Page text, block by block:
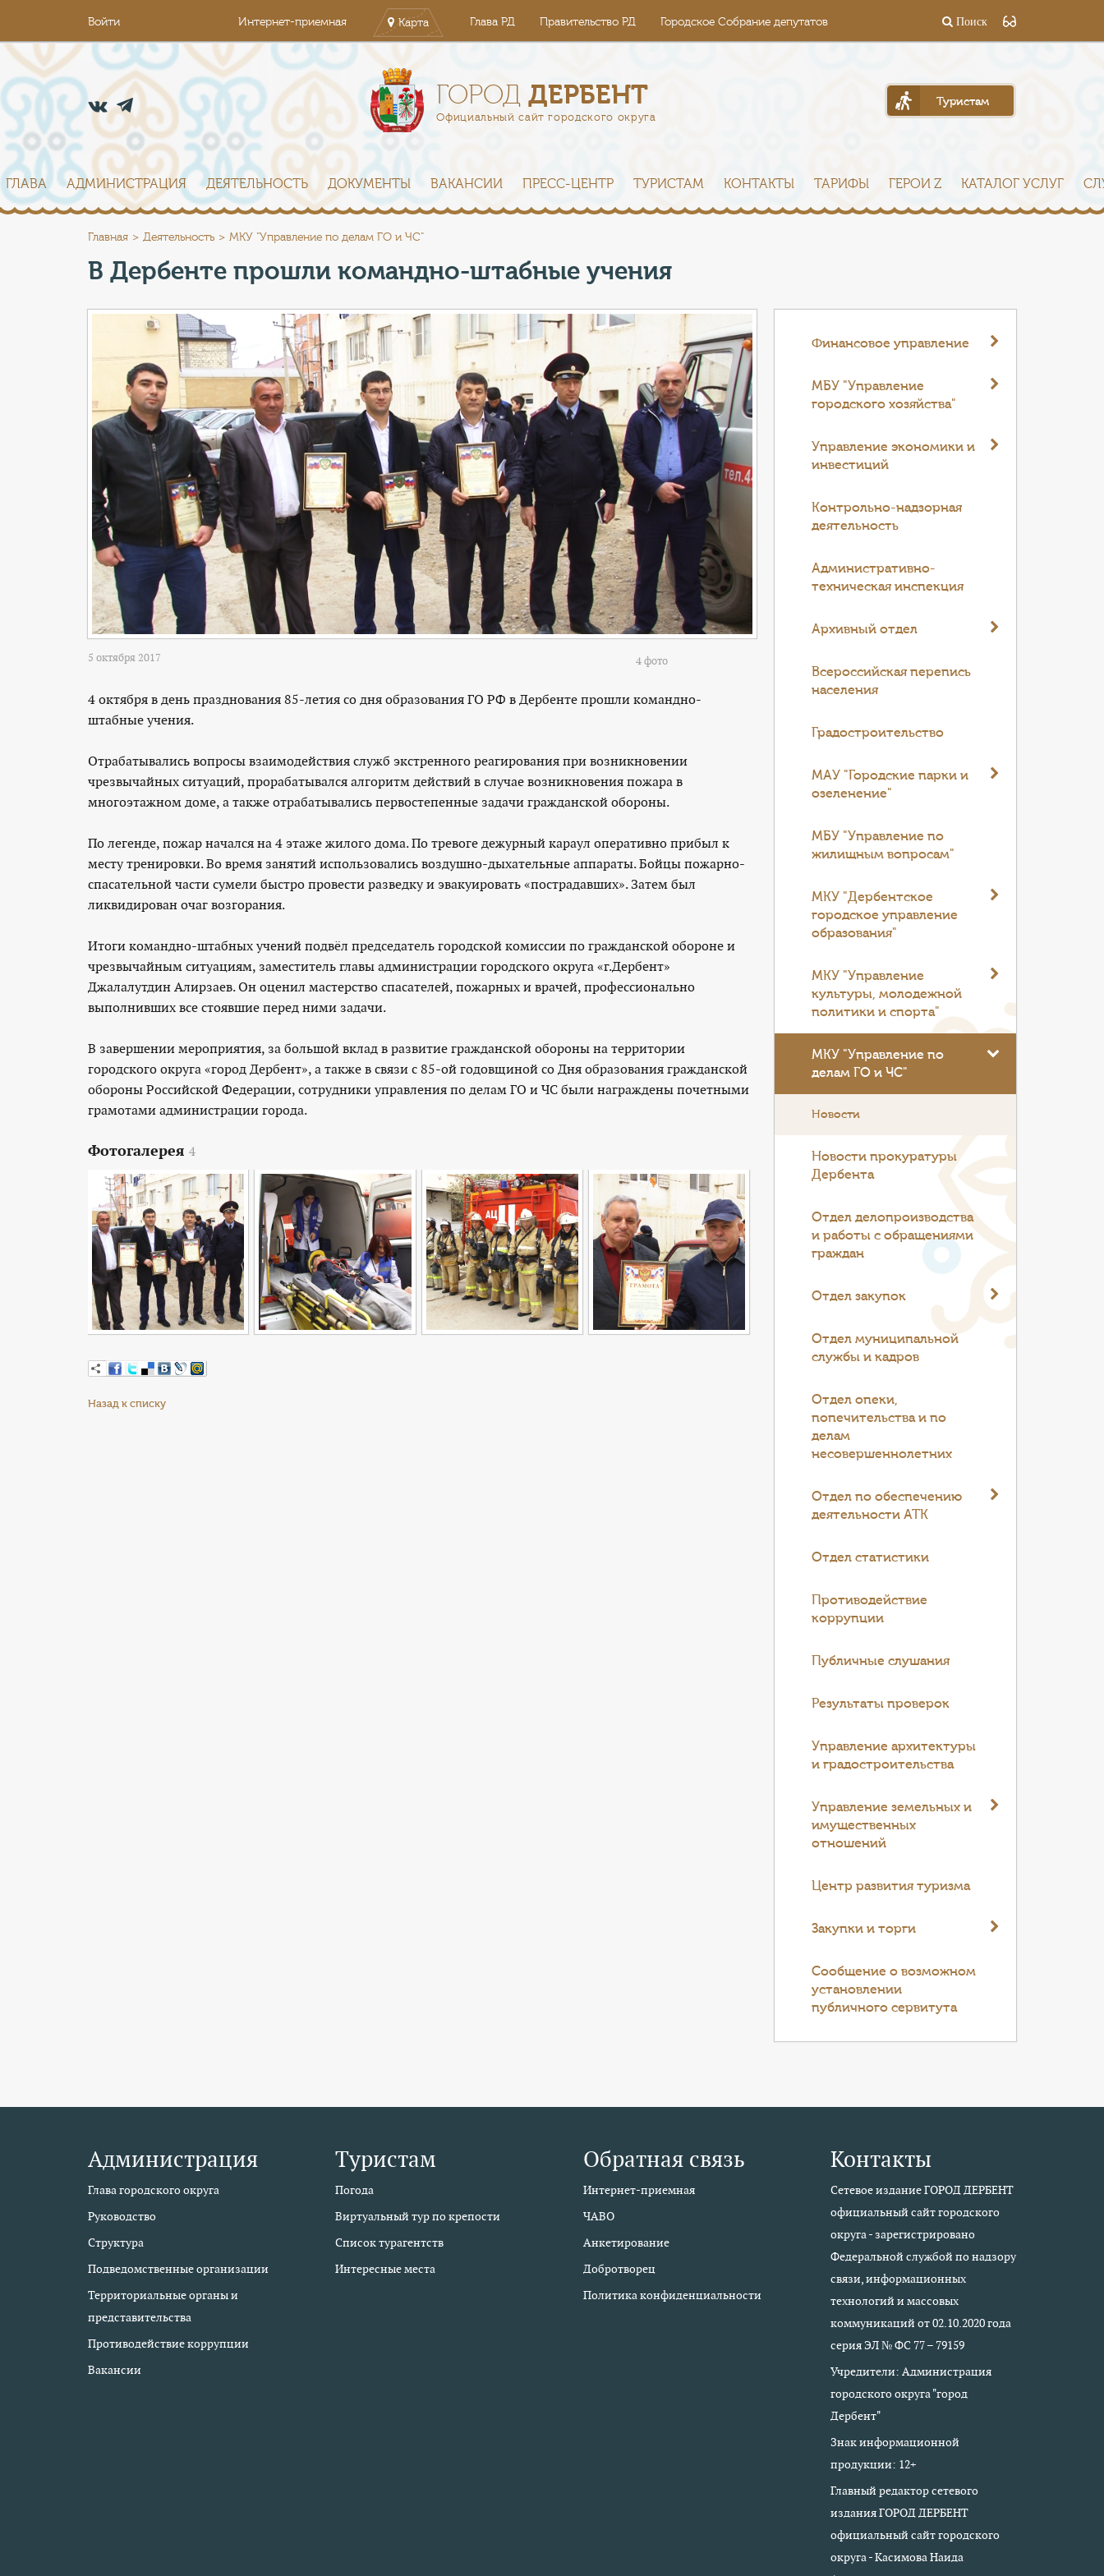
Войти Интернет-приемная Карта Глава РД Правительство РД Городское Собрание депутатов Поиск
ГОРОДДЕРБЕНТ
Официальный сайт городского округа
Туристам
ГЛАВА АДМИНИСТРАЦИЯ ДЕЯТЕЛЬНОСТЬ ДОКУМЕНТЫ ВАКАНСИИ ПРЕСС-ЦЕНТР ТУРИСТАМ КОНТАКТЫ ТАРИФЫ ГЕРОИ Z КАТАЛОГ УСЛУГ
Главная Деятельность МКУ "Управление по делам ГО и ЧС"
В Дербенте прошли командно-штабные учения
5 октября 2017 4 фото
4 октября в день празднования 85-летия со дня образования ГО РФ в Дербенте прошли командно-
штабные учения.
Отрабатывались вопросы взаимодействия служб экстренного реагирования при возникновении
чрезвычайных ситуаций, прорабатывался алгоритм действий в случае возникновения пожара в
многоэтажном доме, а также отрабатывались первостепенные задачи гражданской обороны.
По легенде, пожар начался на 4 этаже жилого дома. По тревоге дежурный караул оперативно прибыл к
месту тренировки. Во время занятий использовались воздушно-дыхательные аппараты. Бойцы пожарно-
спасательной части сумели быстро провести разведку и эвакуировать «пострадавших». Затем был
ликвидирован очаг возгорания.
Итоги командно-штабных учений подвёл председатель городской комиссии по гражданской обороне и
чрезвычайным ситуациям, заместитель главы администрации городского округа «г.Дербент»
Джалалутдин Алирзаев. Он оценил мастерство спасателей, пожарных и врачей, профессионально
выполнивших все стоявшие перед ними задачи.
В завершении мероприятия, за большой вклад в развитие гражданской обороны на территории
городского округа «город Дербент», а также в связи с 85-ой годовщиной со Дня образования гражданской
обороны Российской Федерации, сотрудники управления по делам ГО и ЧС были награждены почетными
грамотами администрации города.
Фотогалерея 4
Назад к списку
Финансовое управление
МБУ "Управление
городского хозяйства"
Управление экономики и
инвестиций
Контрольно-надзорная
деятельность
Административно-
техническая инспекция
Архивный отдел
Всероссийская перепись
населения
Градостроительство
МАУ "Городские парки и
озеленение"
МБУ "Управление по
жилищным вопросам"
МКУ "Дербентское
городское управление
образования"
МКУ "Управление
культуры, молодежной
политики и спорта"
МКУ "Управление по
делам ГО и ЧС"
Новости
Новости прокуратуры
Дербента
Отдел делопроизводства
и работы с обращениями
граждан
Отдел закупок
Отдел муниципальной
службы и кадров
Отдел опеки,
попечительства и по
делам
несовершеннолетних
Отдел по обеспечению
деятельности АТК
Отдел статистики
Противодействие
коррупции
Публичные слушания
Результаты проверок
Управление архитектуры
и градостроительства
Управление земельных и
имущественных
отношений
Центр развития туризма
Закупки и торги
Cообщение о возможном
установлении
публичного сервитута
Администрация
Глава городского округа
Руководство
Структура
Подведомственные организации
Территориальные органы и
представительства
Противодействие коррупции
Вакансии
Туристам
Погода
Виртуальный тур по крепости
Список турагентств
Интересные места
Обратная связь
Интернет-приемная
ЧАВО
Анкетирование
Добротворец
Политика конфиденциальности
Контакты
Сетевое издание ГОРОД ДЕРБЕНТ
официальный сайт городского
округа - зарегистрировано
Федеральной службой по надзору
связи, информационных
технологий и массовых
коммуникаций от 02.10.2020 года
серия ЭЛ № ФС 77 – 79159
Учредители: Администрация
городского округа "город
Дербент"
Знак информационной
продукции: 12+
Главный редактор сетевого
издания ГОРОД ДЕРБЕНТ
официальный сайт городского
округа - Касимова Наида